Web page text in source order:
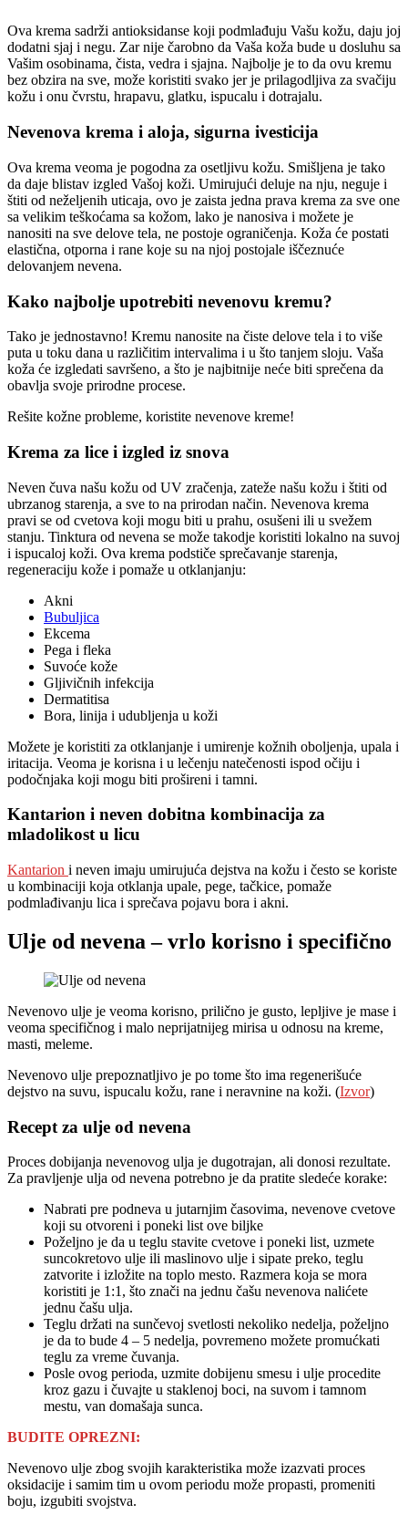
Ova krema sadrži antioksidanse koji podmlađuju Vašu kožu, daju joj
dodatni sjaj i negu. Zar nije čarobno da Vaša koža bude u dosluhu sa
Vašim osobinama, čista, vedra i sjajna. Najbolje je to da ovu kremu
bez obzira na sve, može koristiti svako jer je prilagodljiva za svačiju
kožu i onu čvrstu, hrapavu, glatku, ispucalu i dotrajalu.
Nevenova krema i aloja, sigurna ivesticija
Ova krema veoma je pogodna za osetljivu kožu. Smišljena je tako
da daje blistav izgled Vašoj koži. Umirujući deluje na nju, neguje i
štiti od neželjenih uticaja, ovo je zaista jedna prava krema za sve one
sa velikim teškoćama sa kožom, lako je nanosiva i možete je
nanositi na sve delove tela, ne postoje ograničenja. Koža će postati
elastična, otporna i rane koje su na njoj postojale iščeznuće
delovanjem nevena.
Kako najbolje upotrebiti nevenovu kremu?
Tako je jednostavno! Kremu nanosite na čiste delove tela i to više
puta u toku dana u različitim intervalima i u što tanjem sloju. Vaša
koža će izgledati savršeno, a što je najbitnije neće biti sprečena da
obavlja svoje prirodne procese.
Rešite kožne probleme, koristite nevenove kreme!
Krema za lice i izgled iz snova
Neven čuva našu kožu od UV zračenja, zateže našu kožu i štiti od
ubrzanog starenja, a sve to na prirodan način. Nevenova krema
pravi se od cvetova koji mogu biti u prahu, osušeni ili u svežem
stanju. Tinktura od nevena se može takodje koristiti lokalno na suvoj
i ispucaloj koži. Ova krema podstiče sprečavanje starenja,
regeneraciju kože i pomaže u otklanjanju:
Akni
Bubuljica
Ekcema
Pega i fleka
Suvoće kože
Gljivičnih infekcija
Dermatitisa
Bora, linija i udubljenja u koži
Možete je koristiti za otklanjanje i umirenje kožnih oboljenja, upala i
iritacija. Veoma je korisna i u lečenju natečenosti ispod očiju i
podočnjaka koji mogu biti prošireni i tamni.
Kantarion i neven dobitna kombinacija za
mladolikost u licu
Kantarion i neven imaju umirujuća dejstva na kožu i često se koriste
u kombinaciji koja otklanja upale, pege, tačkice, pomaže
podmlađivanju lica i sprečava pojavu bora i akni.
Ulje od nevena – vrlo korisno i specifično
Nevenovo ulje je veoma korisno, prilično je gusto, lepljive je mase i
veoma specifičnog i malo neprijatnijeg mirisa u odnosu na kreme,
masti, meleme.
Nevenovo ulje prepoznatljivo je po tome što ima regenerišuće
dejstvo na suvu, ispucalu kožu, rane i neravnine na koži. (Izvor)
Recept za ulje od nevena
Proces dobijanja nevenovog ulja je dugotrajan, ali donosi rezultate.
Za pravljenje ulja od nevena potrebno je da pratite sledeće korake:
Nabrati pre podneva u jutarnjim časovima, nevenove cvetove
koji su otvoreni i poneki list ove biljke
Poželjno je da u teglu stavite cvetove i poneki list, uzmete
suncokretovo ulje ili maslinovo ulje i sipate preko, teglu
zatvorite i izložite na toplo mesto. Razmera koja se mora
koristiti je 1:1, što znači na jednu čašu nevenova nalićete
jednu čašu ulja.
Teglu držati na sunčevoj svetlosti nekoliko nedelja, poželjno
je da to bude 4 – 5 nedelja, povremeno možete promućkati
teglu za vreme čuvanja.
Posle ovog perioda, uzmite dobijenu smesu i ulje procedite
kroz gazu i čuvajte u staklenoj boci, na suvom i tamnom
mestu, van domašaja sunca.
BUDITE OPREZNI:
Nevenovo ulje zbog svojih karakteristika može izazvati proces
oksidacije i samim tim u ovom periodu može propasti, promeniti
boju, izgubiti svojstva.